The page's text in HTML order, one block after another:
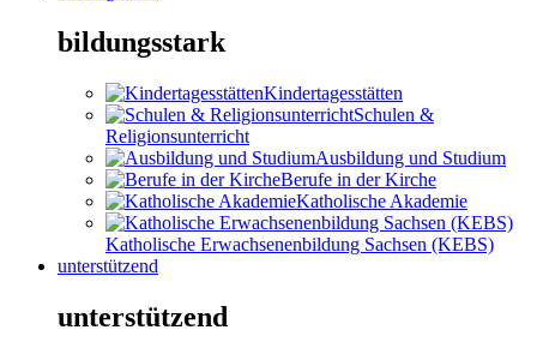
bildungsstark
Kindertagesstätten
Schulen &
Religionsunterricht
Ausbildung und Studium
Berufe in der Kirche
Katholische Akademie
Katholische Erwachsenenbildung Sachsen (KEBS)
unterstützend
unterstützend